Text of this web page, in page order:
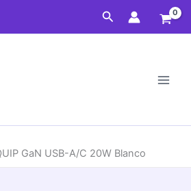
Buscar
GaN USB-A/C 20W Blanco